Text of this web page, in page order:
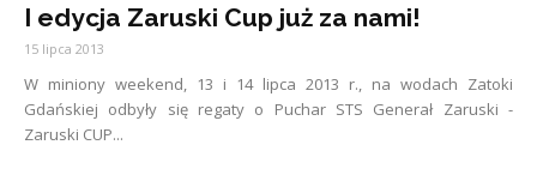
I edycja Zaruski Cup już za nami!
15 lipca 2013
W miniony weekend, 13 i 14 lipca 2013 r., na wodach Zatoki
Gdańskiej odbyły się regaty o Puchar STS Generał Zaruski -
Zaruski CUP...